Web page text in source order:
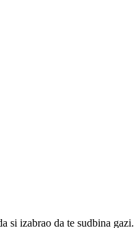
si izabrao da te sudbina